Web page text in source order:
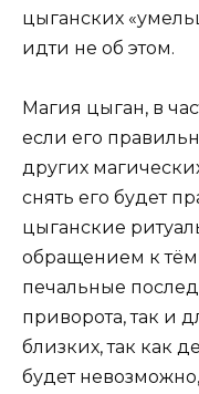
цыганских
идти не об этом.
Магия цыган, в
если его
других
снять его будет
цыганские
обращением к
печальные
приворота, так и
близких, так как
будет